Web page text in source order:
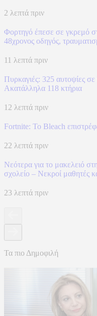
2 λεπτά πριν
Φορτηγό έπεσε σε γκρεμό
48χρονος οδηγός,
11 λεπτά πριν
Πυρκαγιές: 325 αυτοψίες σε
Ακατάλληλα 118 κτήρια
12 λεπτά πριν
Fortnite: Το Bleach
22 λεπτά πριν
Νεότερα για το μακελειό
σχολείο – Νεκροί μαθητές
23 λεπτά πριν
Τα πιο Δημοφιλή